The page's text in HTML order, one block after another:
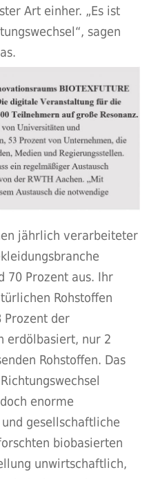
Art einher. „Es ist
sagen
jährlich verarbeiteter
70 Prozent aus. Ihr
Rohstoffen
Prozent der
erdölbasiert, nur 2
Rohstoffen. Das
enorme
gesellschaftliche
biobasierten
unwirtschaftlich,